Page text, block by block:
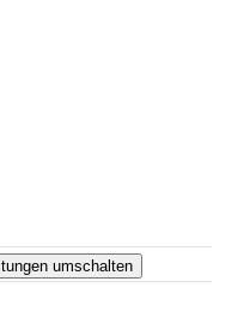
umschalten